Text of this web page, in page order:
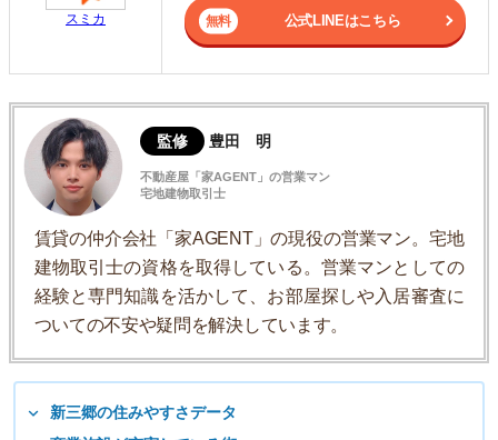
スミカ 公式LINEはこちら
監修 豊田 明
不動産屋「家AGENT」の営業マン
宅地建物取引士
賃貸の仲介会社「家AGENT」の現役の営業マン。宅地
建物取引士の資格を取得している。営業マンとしての
経験と専門知識を活かして、お部屋探しや入居審査に
ついての不安や疑問を解決しています。
新三郷の住みやすさデータ